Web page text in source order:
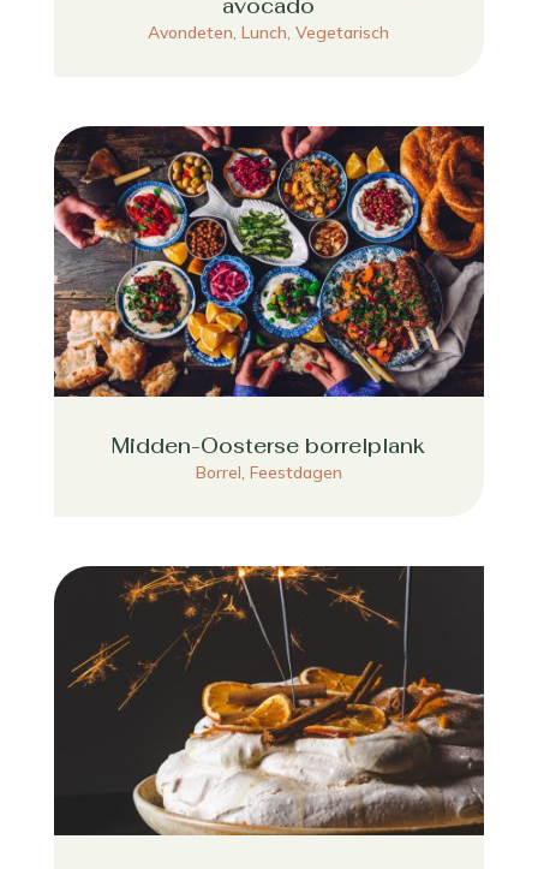
avocado
Avondeten,Lunch,Vegetarisch
Midden-Oosterse borrelplank
Borrel Feestdagen